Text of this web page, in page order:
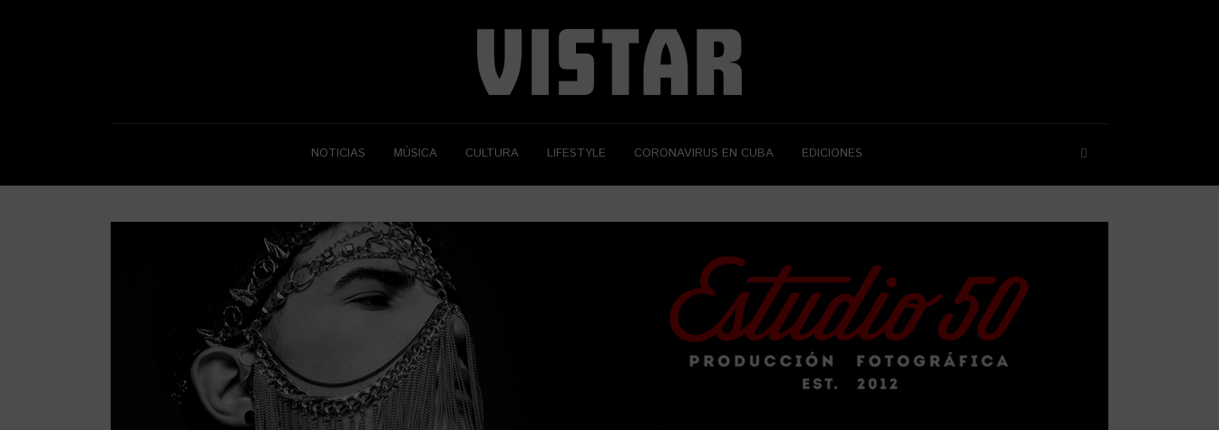
NOTICIAS MÚSICA CULTURA LIFESTYLE CORONAVIRUS EN CUBA EDICIONES